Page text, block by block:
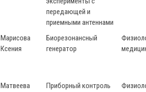
передающей и
приемными антеннами
Марисова
Ксения
Биорезонансный
генератор
Матвеева
Приборный контроль